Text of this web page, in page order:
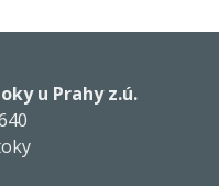
u Prahy z.ú.